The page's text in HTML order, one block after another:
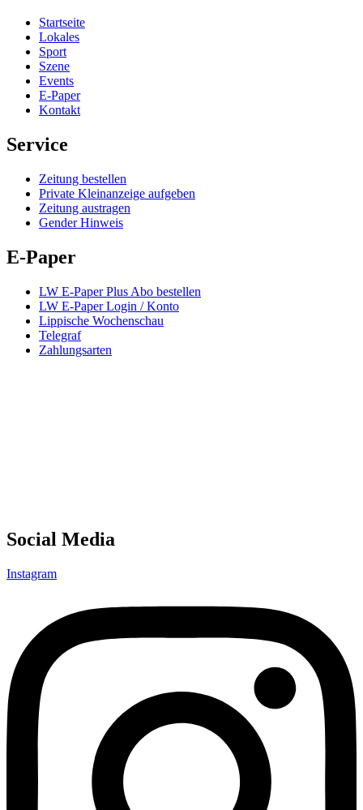
Startseite
Lokales
Sport
Szene
Events
E-Paper
Kontakt
Service
Zeitung bestellen
Private Kleinanzeige aufgeben
Zeitung austragen
Gender Hinweis
E-Paper
LW E-Paper Plus Abo bestellen
LW E-Paper Login / Konto
Lippische Wochenschau
Telegraf
Zahlungsarten
Social Media
Instagram